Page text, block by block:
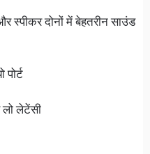
स्पीकर दोनों में बेहतरीन साउंड
लेटेंसी